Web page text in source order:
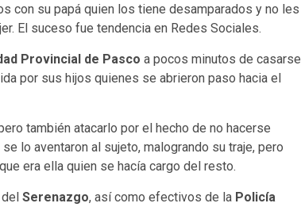
con su papá quien los tiene desamparados y no les
El suceso fue tendencia en Redes Sociales.
Provincial de Pasco a pocos minutos de casarse
por sus hijos quienes se abrieron paso hacia el
también atacarlo por el hecho de no hacerse
lo aventaron al sujeto, malogrando su traje, pero
era ella quien se hacía cargo del resto.
Serenazgo, así como efectivos de la Policía